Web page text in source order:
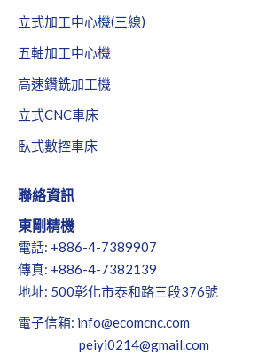
立式加工中心機(三線)
五軸加工中心機
高速鑽銑加工機
立式CNC車床
臥式數控車床
聯絡資訊
東剛精機
電話: +886-4-7389907
傳真: +886-4-7382139
地址: 500彰化市泰和路三段376號
電子信箱: info@ecomcnc.com
peiyi0214@gmail.com